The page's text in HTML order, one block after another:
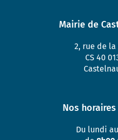
Mairie de
2, rue de la
CS 40
Nos
Du lundi